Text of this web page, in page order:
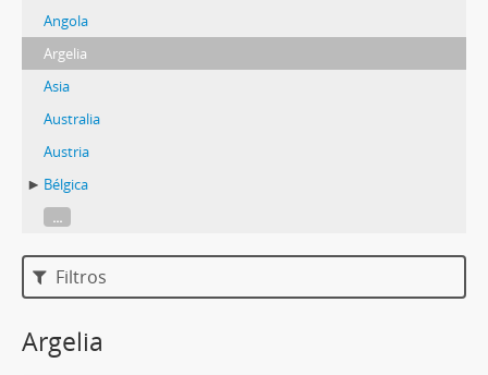
Angola
Argelia
Asia
Australia
Austria
Bélgica
...
Filtros
Argelia